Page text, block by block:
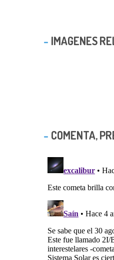
IMAGENES
COMENTA,